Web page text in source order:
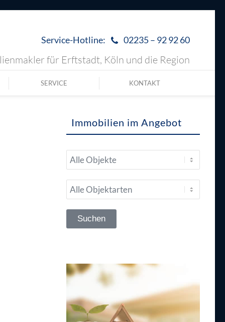
Service-Hotline: 02235 – 92 92 60
für Erftstadt, Köln und die Region
SERVICE KONTAKT
Immobilien im Angebot